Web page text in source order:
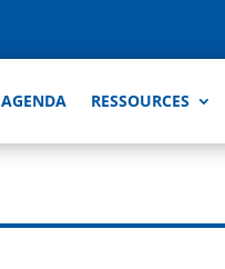
AGENDA RESSOURCES